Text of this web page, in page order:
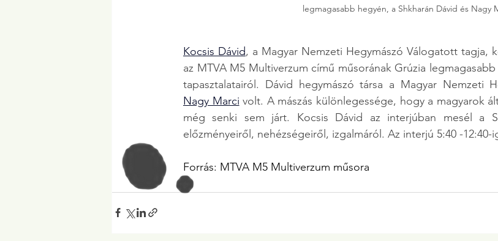
legmagasabb hegyén, a Shkharán Dávid és Nagy
Kocsis Dávid, a Magyar Nemzeti Hegymászó Válogatott tagja,
az MTVA M5 Multiverzum című műsorának Grúzia
Nagy Marci volt. A mászás különlegessége, hogy a magyarok
még senki sem járt. Kocsis Dávid az interjúban mesél a
előzményeiről, nehézségeiről, izgalmáról. Az interjú 5:40 -12:40-
Forrás: MTVA M5 Multiverzum műsora